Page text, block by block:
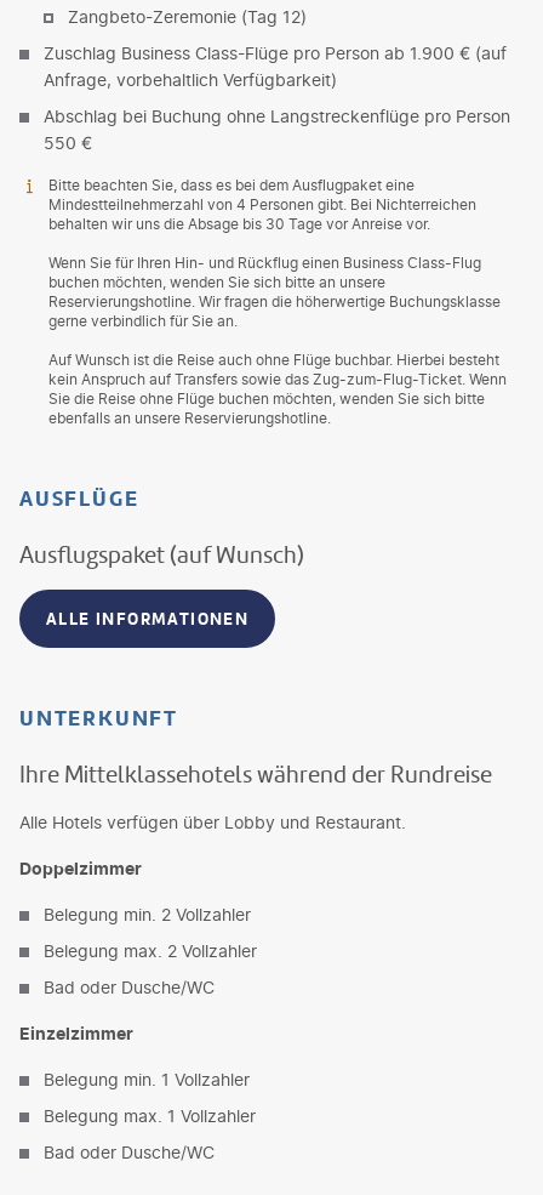
Zangbeto-Zeremonie (Tag 12)
Zuschlag Business Class-Flüge pro Person ab 1.900 € (auf
Anfrage, vorbehaltlich Verfügbarkeit)
Abschlag bei Buchung ohne Langstreckenflüge pro Person
550 €
Bitte beachten Sie, dass es bei dem Ausflugpaket eine
Mindestteilnehmerzahl von 4 Personen gibt. Bei Nichterreichen
behalten wir uns die Absage bis 30 Tage vor Anreise vor.
Wenn Sie für Ihren Hin- und Rückflug einen Business Class-Flug
buchen möchten, wenden Sie sich bitte an unsere
Reservierungshotline. Wir fragen die höherwertige Buchungsklasse
gerne verbindlich für Sie an.
Auf Wunsch ist die Reise auch ohne Flüge buchbar. Hierbei besteht
kein Anspruch auf Transfers sowie das Zug-zum-Flug-Ticket. Wenn
Sie die Reise ohne Flüge buchen möchten, wenden Sie sich bitte
ebenfalls an unsere Reservierungshotline.
AUSFLÜGE
Ausflugspaket (auf Wunsch)
ALLE INFORMATIONEN
UNTERKUNFT
Ihre Mittelklassehotels während der Rundreise
Alle Hotels verfügen über Lobby und Restaurant.
Doppelzimmer
Belegung min. 2 Vollzahler
Belegung max. 2 Vollzahler
Bad oder Dusche/WC
Einzelzimmer
Belegung min. 1 Vollzahler
Belegung max. 1 Vollzahler
Bad oder Dusche/WC